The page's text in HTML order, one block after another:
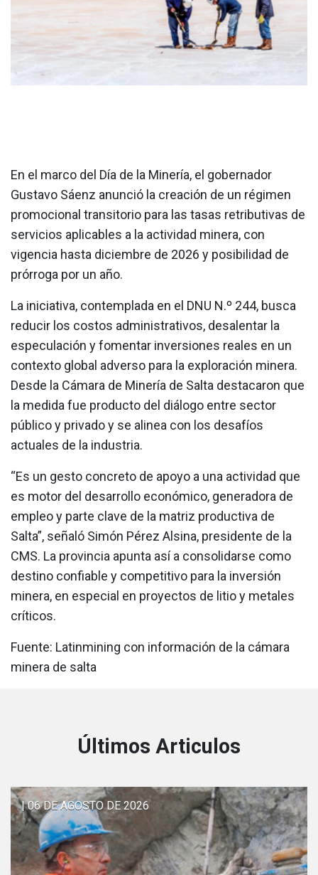
En el marco del Día de la Minería, el gobernador
Gustavo Sáenz anunció la creación de un régimen
promocional transitorio para las tasas retributivas de
servicios aplicables a la actividad minera, con
vigencia hasta diciembre de 2026 y posibilidad de
prórroga por un año.
La iniciativa, contemplada en el DNU N.º 244, busca
reducir los costos administrativos, desalentar la
especulación y fomentar inversiones reales en un
contexto global adverso para la exploración minera.
Desde la Cámara de Minería de Salta destacaron que
la medida fue producto del diálogo entre sector
público y privado y se alinea con los desafíos
actuales de la industria.
“Es un gesto concreto de apoyo a una actividad que
es motor del desarrollo económico, generadora de
empleo y parte clave de la matriz productiva de
Salta”, señaló Simón Pérez Alsina, presidente de la
CMS. La provincia apunta así a consolidarse como
destino confiable y competitivo para la inversión
minera, en especial en proyectos de litio y metales
críticos.
Fuente: Latinmining con información de la cámara
minera de salta
Últimos Articulos
| 06 DE AGOSTO DE 2026